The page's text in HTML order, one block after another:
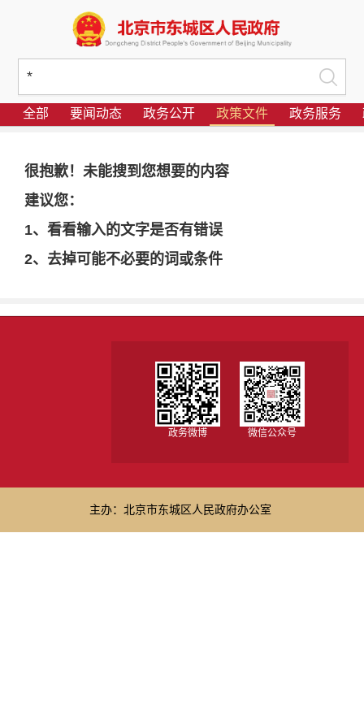
全部 要闻动态 政务公开 政策文件 政务服务
很抱歉！未能搜到您想要的内容
建议您：
1、看看输入的文字是否有错误
2、去掉可能不必要的词或条件
政务微博 微信公众号
主办：北京市东城区人民政府办公室